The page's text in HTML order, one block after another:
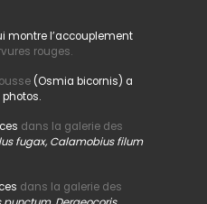
montre l’accouplement
rouges.
(Osmia bicornis) a
dans la galerie des
fugax, Calamobius filum
dans la galerie des